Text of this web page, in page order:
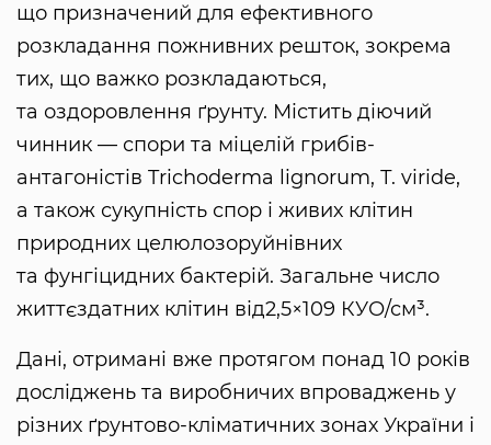
що призначений для ефективного
розкладання пожнивних решток, зокрема
тих, що важко розкладаються,
та оздоровлення ґрунту. Містить діючий
чинник — спори та міцелій грибів-
антагоністів Trichoderma lignorum, Т. viride,
а також сукупність спор і живих клітин
природних целюлозоруйнівних
та фунгіцидних бактерій. Загальне число
життєздатних клітин від2,5×109 КУО/см³.
Дані, отримані вже протягом понад 10 років
досліджень та виробничих впроваджень у
різних ґрунтово-кліматичних зонах України і